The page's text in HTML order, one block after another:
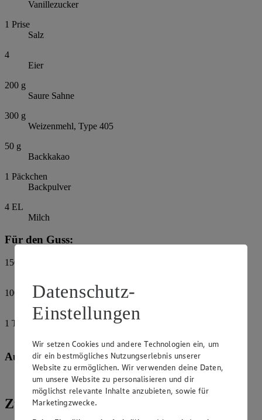
Vanillezucker
1 Prise
Salz
4
Eier
200 g
Saure Sahne
300 g
Weizenmehl, Type 405
50 g
Backkakao
1 Päckchen
Backpulver
4 EL
Milch
Für den Guss:
150
100
1 TL
Außerdem:
Butter, zum Einfetten
Zubereitung
Datenschutz-
Einstellungen
Wir setzen Cookies und andere Technologien ein, um
dir ein bestmögliches Nutzungserlebnis unserer
Website zu ermöglichen. Wir verwenden deine Daten,
um unsere Website zu personalisieren und dir
möglichst relevante Inhalte anzubieten, sowie für
Marketingzwecke.